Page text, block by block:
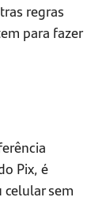
regras
para fazer
Pix, é
celular sem